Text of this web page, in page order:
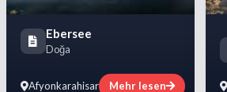
Ebersee
Doğa
Afyonkarahisar Mehr lesen